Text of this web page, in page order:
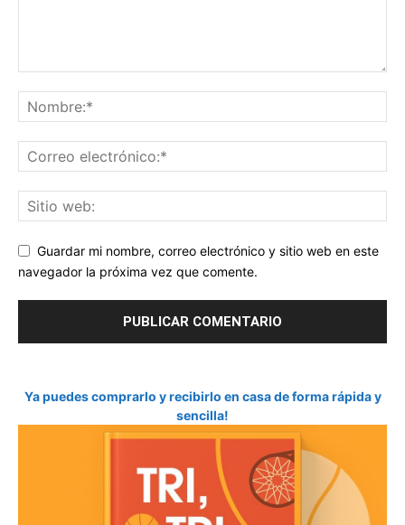
Guardar mi nombre, correo electrónico y sitio web en este
navegador la próxima vez que comente.
Ya puedes comprarlo y recibirlo en casa de forma rápida y
sencilla!